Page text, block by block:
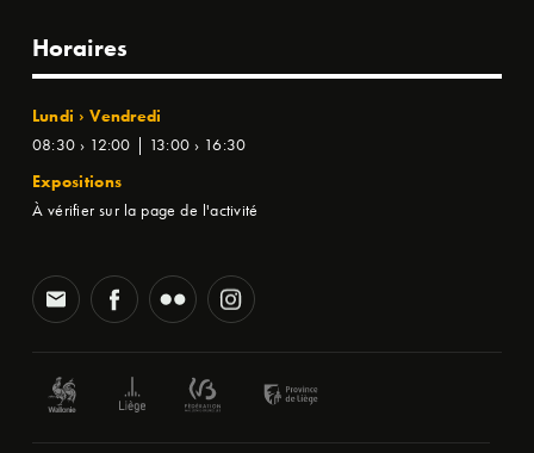
Horaires
Lundi › Vendredi
08:30 › 12:00 | 13:00 › 16:30
Expositions
À vérifier sur la page de l'activité